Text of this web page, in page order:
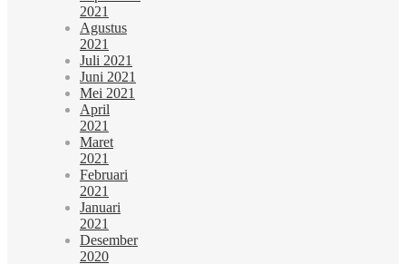
2021
Agustus
2021
Juli 2021
Juni 2021
Mei 2021
April
2021
Maret
2021
Februari
2021
Januari
2021
Desember
2020